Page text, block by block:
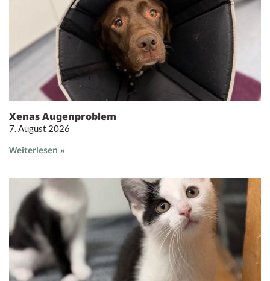
Xenas Augenproblem
7. August 2026
Weiterlesen »